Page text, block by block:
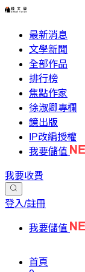
最新消息
文學新聞
全部作品
排行榜
焦點作家
徐淑卿專欄
鏡出版
IP改編授權
我要儲值
我要收費
登入/註冊
我要儲值
首頁